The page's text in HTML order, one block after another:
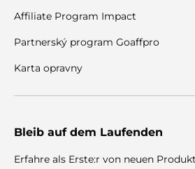
Affiliate Program Impact
Partnerský program Goaffpro
Karta opravny
Bleib auf dem Laufenden
Erfahre als Erste:r von neuen